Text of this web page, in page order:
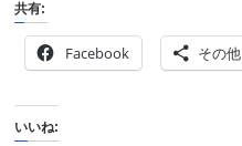
共有:
Facebook その他
いいね: